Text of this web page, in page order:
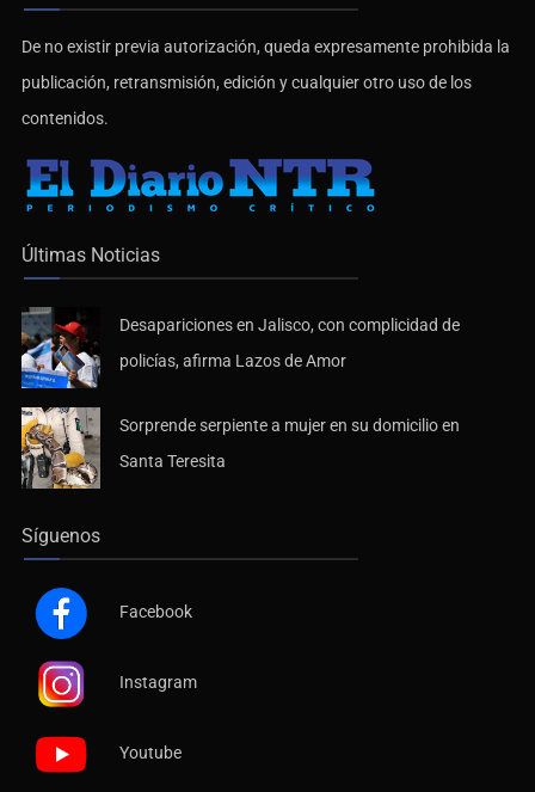
De no existir previa autorización, queda expresamente prohibida la
publicación, retransmisión, edición y cualquier otro uso de los
contenidos.
Últimas Noticias
Desapariciones en Jalisco, con complicidad de
policías, afirma Lazos de Amor
Sorprende serpiente a mujer en su domicilio en
Santa Teresita
Síguenos
Facebook
Instagram
Youtube